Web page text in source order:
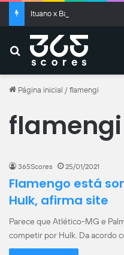
Buscar
Página inicial / flamengi
flamengi
365Scores 25/01/2021
Flamengo está
Hulk, afirma site
Parece que Atlético-MG e
competir por Hulk. Da acordo